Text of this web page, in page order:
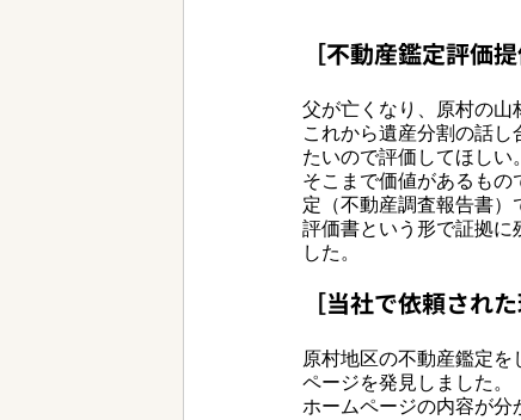
［不動産鑑定評価
父が亡くなり、原村の山
これから遺産分割の話
たいので評価してほしい。
そこまで価値があるも
定（不動産調査報告書）
評価書という形で証拠に
した。
［当社で依頼された
原村地区の不動産鑑定
ページを発見しました。
ホームページの内容が分